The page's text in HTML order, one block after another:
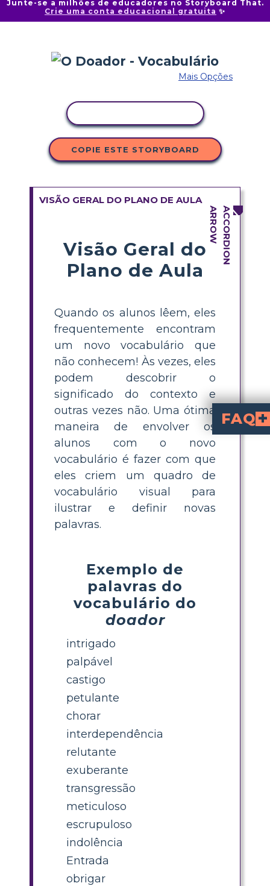
Junte-se a milhões de educadores no Storyboard That.
Crie uma conta educacional gratuita ✨
Mais Opções
COPIE ESTE STORYBOARD
VISÃO GERAL DO PLANO DE AULA
Visão Geral do
Plano de Aula
Quando os alunos lêem, eles
frequentemente encontram
um novo vocabulário que
não conhecem! Às vezes, eles
podem descobrir o
significado do contexto e
outras vezes não. Uma ótima
maneira de envolver os
alunos com o novo
vocabulário é fazer com que
eles criem um quadro de
vocabulário visual para
ilustrar e definir novas
palavras.
Exemplo de
palavras do
vocabulário do
doador
intrigado
palpável
castigo
petulante
chorar
interdependência
relutante
exuberante
transgressão
meticuloso
escrupuloso
indolência
Entrada
obrigar
FAQ